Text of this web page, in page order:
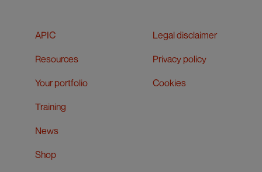
APIC
Resources
Your portfolio
Training
News
Shop
Legal disclaimer
Privacy policy
Cookies